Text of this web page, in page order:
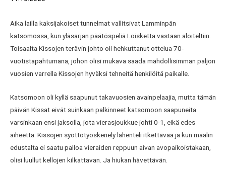
Aika lailla kaksijakoiset tunnelmat vallitsivat Lamminpän
katsomossa, kun yläsarjan päätöspeliä Loisketta vastaan aloiteltiin.
Toisaalta Kissojen terävin johto oli hehkuttanut ottelua 70-
vuotistapahtumana, johon olisi mukava saada mahdollisimman paljon
vuosien varrella Kissojen hyväksi tehneitä henkilöitä paikalle.
Katsomoon oli kyllä saapunut takavuosien avainpelaajia, mutta tämän
päivän Kissat eivät suinkaan palkinneet katsomoon saapuneita
varsinkaan ensi jaksolla, jota vierasjoukkue johti 0-1, eikä edes
aiheetta. Kissojen syöttötyöskenely lähenteli itkettävää ja kun maalin
edustalta ei saatu palloa vieraiden reppuun aivan avopaikoistakaan,
olisi luullut kellojen kilkattavan. Ja hiukan hävettävän.